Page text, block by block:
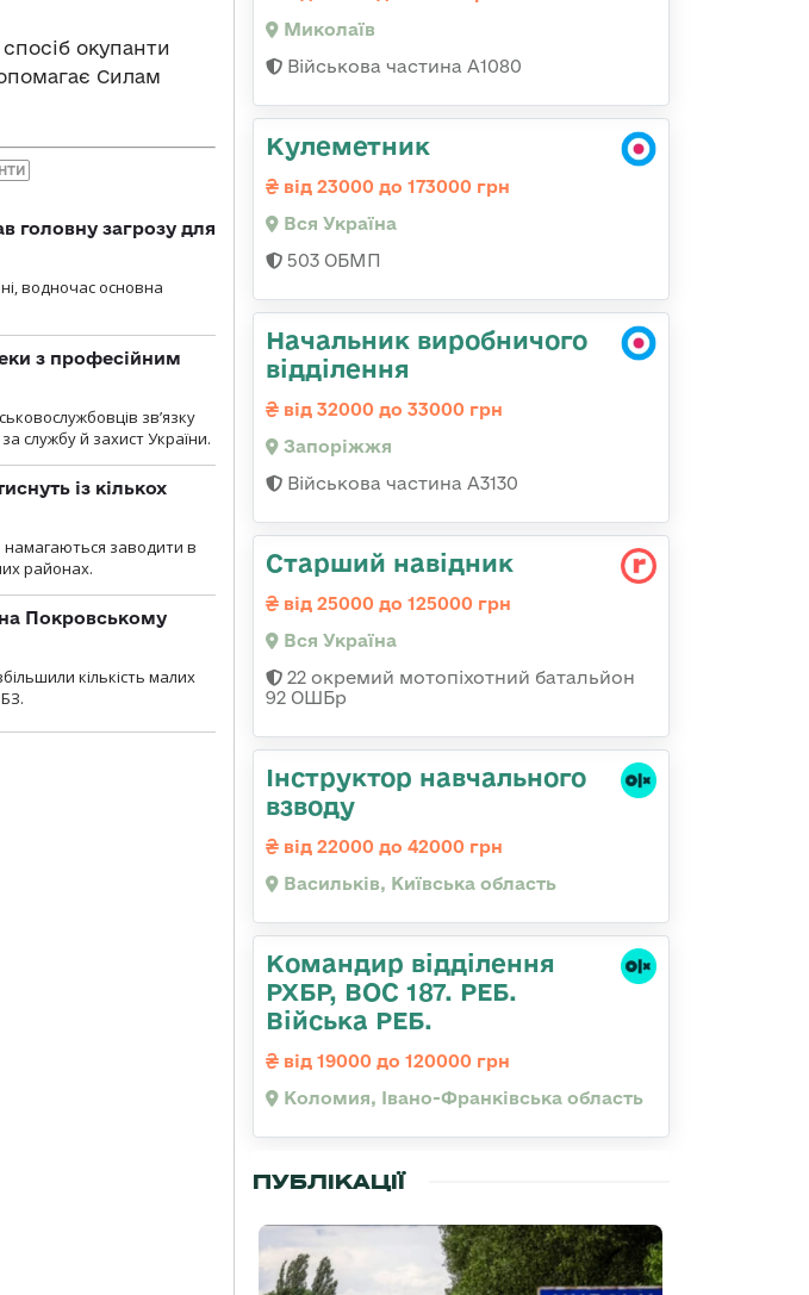
окупанти
Силам
головну загрозу для
водночас основна
з професійним
зв’язку
службу й захист України.
із кількох
намагаються заводити в
районах.
Покровському
кількість малих
Миколаїв
Військова частина А1080
Кулеметник
від 23000 до 173000 грн
Вся Україна
503 ОБМП
Начальник виробничого
відділення
від 32000 до 33000 грн
Запоріжжя
Військова частина А3130
Старший навідник
від 25000 до 125000 грн
Вся Україна
22 окремий мотопіхотний батальйон
92 ОШБр
Інструктор навчального
взводу
від 22000 до 42000 грн
Васильків, Київська область
Командир відділення
РХБР, ВОС 187. РЕБ.
Війська РЕБ.
від 19000 до 120000 грн
Коломия, Івано-Франківська область
ПУБЛІКАЦІЇ